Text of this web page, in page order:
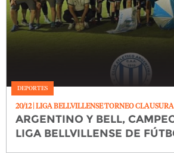
DEPORTES
20/12| LIGA BELLVILLENSE TORNEO CLAUSURA
ARGENTINO Y BELL,
LIGA BELLVILLENSE DE